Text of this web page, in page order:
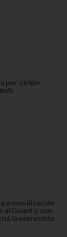
por ciclón
h
a movilización
al Geant y son
la entrevista